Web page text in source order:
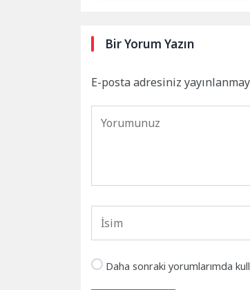
Bir Yorum Yazın
E-posta adresiniz
Daha sonraki yorumlarımda